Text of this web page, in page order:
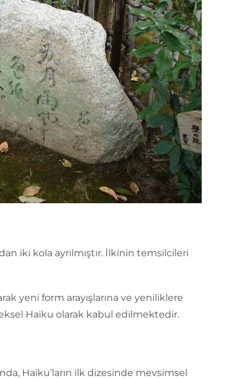
iki kola ayrılmıştır. İlkinin temsilcileri
yeni form arayışlarına ve yeniliklere
Haiku olarak kabul edilmektedir.
Haiku’ların ilk dizesinde mevsimsel